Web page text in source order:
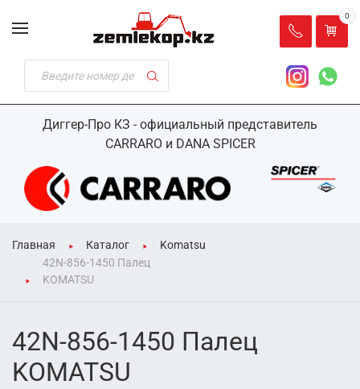
Диггер-Про КЗ - официальный представитель
CARRARO и DANA SPICER
0
Главная Каталог
Komatsu
42N-856-1450 Палец
KOMATSU
42N-856-1450 Палец
KOMATSU